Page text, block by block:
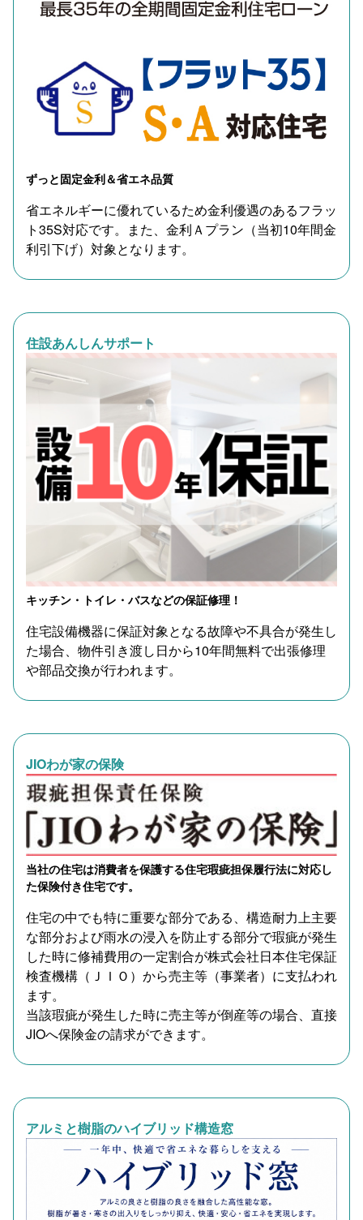
ずっと固定金利＆省エネ品質
省エネルギーに優れているため金利優遇のあるフラッ
ト35S対応です。また、金利Ａプラン（当初10年間金
利引下げ）対象となります。
住設あんしんサポート
キッチン・トイレ・バスなどの保証修理！
住宅設備機器に保証対象となる故障や不具合が発生し
た場合、物件引き渡し日から10年間無料で出張修理
や部品交換が行われます。
JIOわが家の保険
当社の住宅は消費者を保護する住宅瑕疵担保履行法に対応し
た保険付き住宅です。
住宅の中でも特に重要な部分である、構造耐力上主要
な部分および雨水の浸入を防止する部分で瑕疵が発生
した時に修補費用の一定割合が株式会社日本住宅保証
検査機構（ＪＩＯ）から売主等（事業者）に支払われ
ます。
当該瑕疵が発生した時に売主等が倒産等の場合、直接
JIOへ保険金の請求ができます。
アルミと樹脂のハイブリッド構造窓